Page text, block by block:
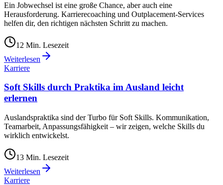
Ein Jobwechsel ist eine große Chance, aber auch eine
Herausforderung. Karrierecoaching und Outplacement-Services
helfen dir, den richtigen nächsten Schritt zu machen.
12 Min. Lesezeit
Weiterlesen
Karriere
Soft Skills durch Praktika im Ausland leicht
erlernen
Auslandspraktika sind der Turbo für Soft Skills. Kommunikation,
Teamarbeit, Anpassungsfähigkeit – wir zeigen, welche Skills du
wirklich entwickelst.
13 Min. Lesezeit
Weiterlesen
Karriere